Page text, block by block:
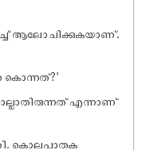
ആലോചിക്കുകയാണ്.
കൊന്നത്?’
എന്നാണ്
കൊലപാതക